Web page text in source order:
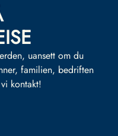
uansett om du
familien, bedriften
kontakt!